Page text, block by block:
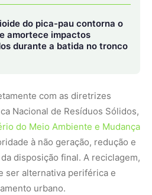
rastreabilidade total
na escala metropolitana,
100% do resíduo de
cerca de 15 mil
está na centralização e